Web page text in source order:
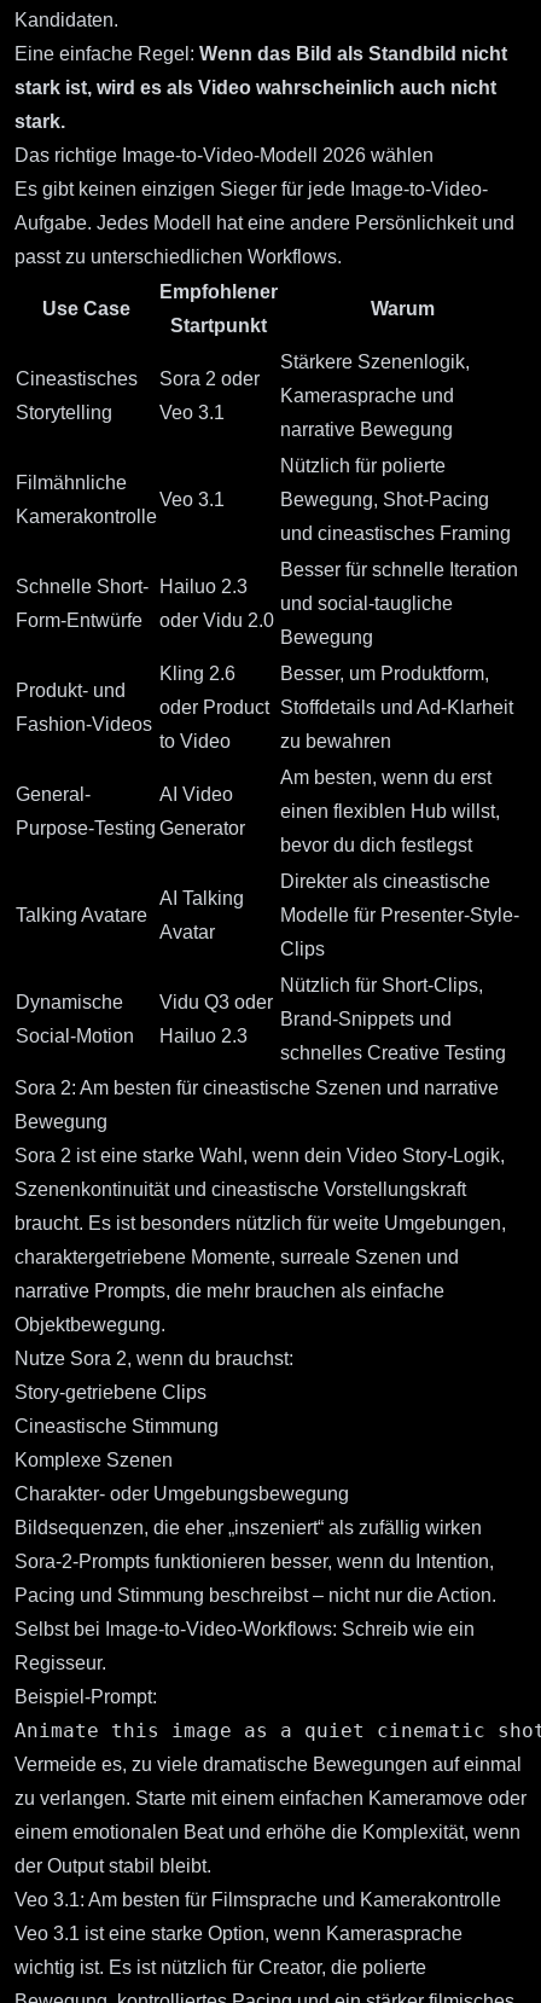
Kandidaten.
Eine einfache Regel: Wenn das Bild als Standbild nicht
stark ist, wird es als Video wahrscheinlich auch nicht
stark.
Das richtige Image-to-Video-Modell 2026 wählen
Es gibt keinen einzigen Sieger für jede Image-to-Video-
Aufgabe. Jedes Modell hat eine andere Persönlichkeit und
passt zu unterschiedlichen Workflows.
Use Case
Empfohlener
Startpunkt
Warum
Cineastisches
Storytelling
Sora 2 oder
Veo 3.1
Stärkere Szenenlogik,
Kamerasprache und
narrative Bewegung
Filmähnliche
Kamerakontrolle
Veo 3.1
Nützlich für polierte
Bewegung, Shot-Pacing
und cineastisches Framing
Schnelle Short-
Form-Entwürfe
Hailuo 2.3
oder Vidu 2.0
Besser für schnelle Iteration
und social-taugliche
Bewegung
Produkt- und
Fashion-Videos
Kling 2.6
oder Product
to Video
Besser, um Produktform,
Stoffdetails und Ad-Klarheit
zu bewahren
General-
Purpose-Testing
AI Video
Generator
Am besten, wenn du erst
einen flexiblen Hub willst,
bevor du dich festlegst
Talking Avatare
AI Talking
Avatar
Direkter als cineastische
Modelle für Presenter-Style-
Clips
Dynamische
Social-Motion
Vidu Q3 oder
Hailuo 2.3
Nützlich für Short-Clips,
Brand-Snippets und
schnelles Creative Testing
Sora 2: Am besten für cineastische Szenen und narrative
Bewegung
Sora 2 ist eine starke Wahl, wenn dein Video Story-Logik,
Szenenkontinuität und cineastische Vorstellungskraft
braucht. Es ist besonders nützlich für weite Umgebungen,
charaktergetriebene Momente, surreale Szenen und
narrative Prompts, die mehr brauchen als einfache
Objektbewegung.
Nutze Sora 2, wenn du brauchst:
Story-getriebene Clips
Cineastische Stimmung
Komplexe Szenen
Charakter- oder Umgebungsbewegung
Bildsequenzen, die eher „inszeniert“ als zufällig wirken
Sora-2-Prompts funktionieren besser, wenn du Intention,
Pacing und Stimmung beschreibst – nicht nur die Action.
Selbst bei Image-to-Video-Workflows: Schreib wie ein
Regisseur.
Beispiel-Prompt:
Vermeide es, zu viele dramatische Bewegungen auf einmal
zu verlangen. Starte mit einem einfachen Kameramove oder
einem emotionalen Beat und erhöhe die Komplexität, wenn
der Output stabil bleibt.
Veo 3.1: Am besten für Filmsprache und Kamerakontrolle
Veo 3.1 ist eine starke Option, wenn Kamerasprache
wichtig ist. Es ist nützlich für Creator, die polierte